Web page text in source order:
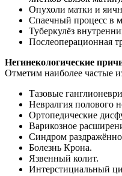
Опухоли матки и
Спаечный процесс в
Туберкулёз
Послеоперационная
Негинекологические
Отметим наиболее частые
Тазовые
Невралгия полового
Ортопедические
Варикозное
Синдром
Болезнь Крона.
Язвенный колит.
Интерстициальный